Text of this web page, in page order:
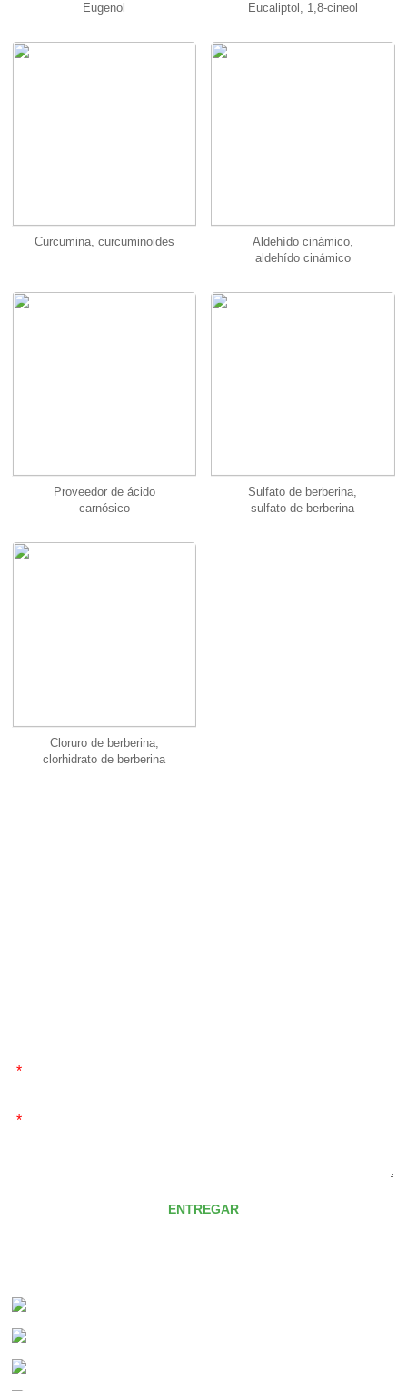
Eugenol Eucaliptol, 1,8-cineol
Curcumina, curcuminoides
Aldehído cinámico,
aldehído cinámico
Proveedor de ácido
carnósico
Sulfato de berberina,
sulfato de berberina
Cloruro de berberina,
clorhidrato de berberina
*
*
ENTREGAR